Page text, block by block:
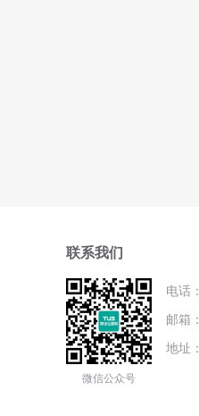
联系我们
微信公众号
电话：
邮箱：
地址：